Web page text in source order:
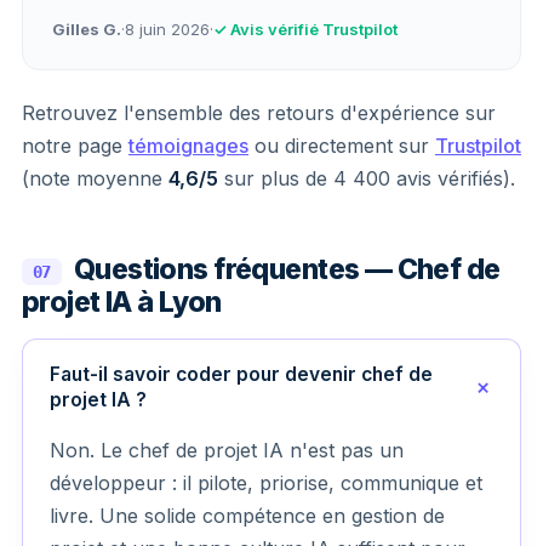
Gilles G.·8 juin 2026·✓ Avis vérifié Trustpilot
Retrouvez l'ensemble des retours d'expérience sur
notre pagetémoignages ou directement sur Trustpilot
(note moyenne 4,6/5 sur plus de 4 400 avis vérifiés).
07
Questions fréquentes — Chef de
projet IA à Lyon
Faut-il savoir coder pour devenir chef de
projet IA ?
Non. Le chef de projet IA n'est pas un
développeur : il pilote, priorise, communique et
livre. Une solide compétence en gestion de